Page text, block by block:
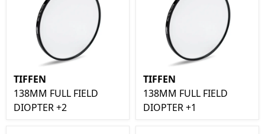
TIFFEN
138MM FULL FIELD
DIOPTER +2
TIFFEN
138MM FULL FIELD
DIOPTER +1